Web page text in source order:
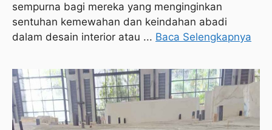
sempurna bagi mereka yang menginginkan
sentuhan kemewahan dan keindahan abadi
dalam desain interior atau ... Baca Selengkapnya